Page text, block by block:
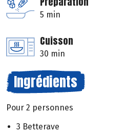
5 min
Cuisson
30 min
Ingrédients
Pour 2 personnes
3 Betterave